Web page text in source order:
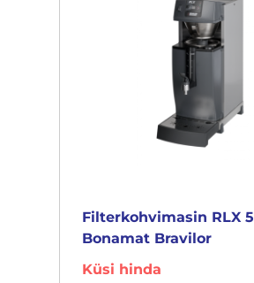
Filterkohvimasin RLX 5
Bonamat Bravilor
Küsi hinda